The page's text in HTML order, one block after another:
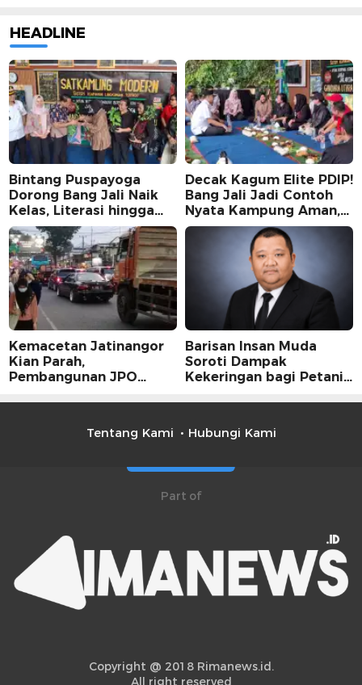
HEADLINE
Bintang Puspayoga
Dorong Bang Jali Naik
Kelas, Literasi hingga
UMKM Digital Jadi
Fokus
Decak Kagum Elite PDIP!
Bang Jali Jadi Contoh
Nyata Kampung Aman,
Bersih, dan Mandiri
Kemacetan Jatinangor
Kian Parah,
Pembangunan JPO
Barisan Insan Muda
Soroti Dampak
Kekeringan bagi Petani,
Tentang Kami
Hubungi Kami
Part of
Copyright @ 2018 Rimanews.id.
All right reserved